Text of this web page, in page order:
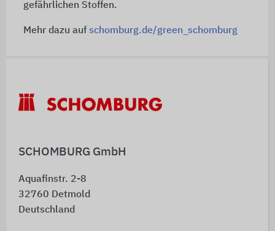
SCHOMBURG GmbH
Aquafinstr. 2-8
32760 Detmold
Deutschland
gefährlichen Stoffen.
Mehr dazu aufschomburg.de/green_schomburg
Schnelleinstiege